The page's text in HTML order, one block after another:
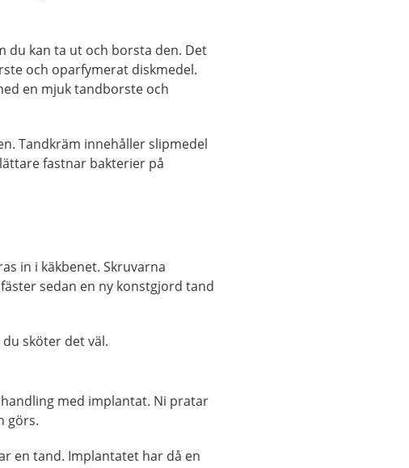
du kan ta ut och borsta den. Det
och oparfymerat diskmedel.
en mjuk tandborste och
Tandkräm innehåller slipmedel
fastnar bakterier på
in i käkbenet. Skruvarna
sedan en ny konstgjord tand
sköter det väl.
med implantat. Ni pratar
görs.
en tand. Implantatet har då en